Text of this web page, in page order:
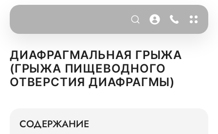
ДИАФРАГМАЛЬНАЯ ГРЫЖА
(ГРЫЖА ПИЩЕВОДНОГО
ОТВЕРСТИЯ ДИАФРАГМЫ)
СОДЕРЖАНИЕ